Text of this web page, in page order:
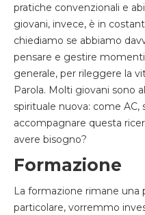
pratiche convenzionali e
giovani, invece, è in
chiediamo se abbiamo
pensare e gestire
generale, per rileggere la
Parola. Molti giovani sono
spirituale nuova: come AC,
accompagnare questa
avere bisogno?
Formazione
La formazione rimane una
particolare, vorremmo